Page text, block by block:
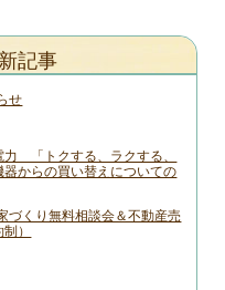
記事
せ
力 「トクする、ラクする、
からの買い替えについての
づくり無料相談会＆不動産売
）